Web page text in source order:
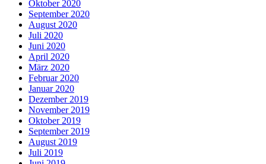
Oktober 2020
September 2020
August 2020
Juli 2020
Juni 2020
April 2020
März 2020
Februar 2020
Januar 2020
Dezember 2019
November 2019
Oktober 2019
September 2019
August 2019
Juli 2019